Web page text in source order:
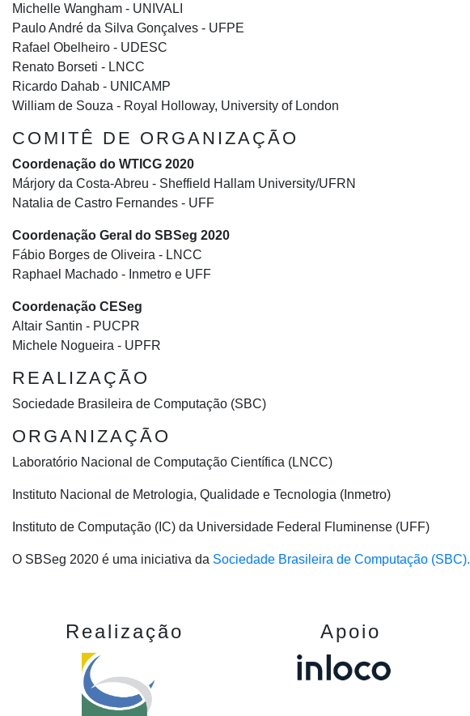
Michelle Wangham - UNIVALI
Paulo André da Silva Gonçalves - UFPE
Rafael Obelheiro - UDESC
Renato Borseti - LNCC
Ricardo Dahab - UNICAMP
William de Souza - Royal Holloway, University of London
COMITÊ DE ORGANIZAÇÃO
Coordenação do WTICG 2020
Márjory da Costa-Abreu - Sheffield Hallam University/UFRN
Natalia de Castro Fernandes - UFF
Coordenação Geral do SBSeg 2020
Fábio Borges de Oliveira - LNCC
Raphael Machado - Inmetro e UFF
Coordenação CESeg
Altair Santin - PUCPR
Michele Nogueira - UPFR
REALIZAÇÃO
Sociedade Brasileira de Computação (SBC)
ORGANIZAÇÃO
Laboratório Nacional de Computação Científica (LNCC)
Instituto Nacional de Metrologia, Qualidade e Tecnologia (Inmetro)
Instituto de Computação (IC) da Universidade Federal Fluminense (UFF)
O SBSeg 2020 é uma iniciativa da Sociedade Brasileira de Computação (SBC).
Realização Apoio